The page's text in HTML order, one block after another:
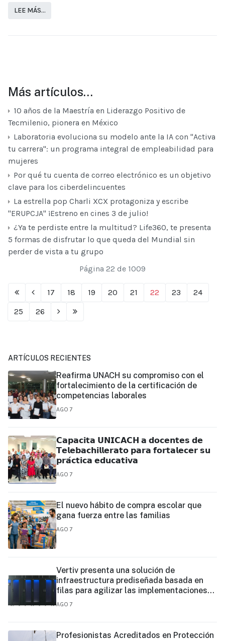
LEE MÁS…
Más artículos…
10 años de la Maestría en Liderazgo Positivo de
Tecmilenio, pionera en México
Laboratoria evoluciona su modelo ante la IA con "Activa
tu carrera": un programa integral de empleabilidad para
mujeres
Por qué tu cuenta de correo electrónico es un objetivo
clave para los ciberdelincuentes
La estrella pop Charli XCX protagoniza y escribe
"ERUPCJA" ¡Estreno en cines 3 de julio!
¿Ya te perdiste entre la multitud? Life360, te presenta
5 formas de disfrutar lo que queda del Mundial sin
perder de vista a tu grupo
Página 22 de 1009
17 18 19 20 21 22 23
24
25
26
ARTÍCULOS RECIENTES
Reafirma UNACH su compromiso con el
fortalecimiento de la certificación de
competencias laborales
AGO 7
𝗖𝗮𝗽𝗮𝗰𝗶𝘁𝗮 𝗨𝗡𝗜𝗖𝗔𝗖𝗛 𝗮 𝗱𝗼𝗰𝗲𝗻𝘁𝗲𝘀 𝗱𝗲
𝗧𝗲𝗹𝗲𝗯𝗮𝗰𝗵𝗶𝗹𝗹𝗲𝗿𝗮𝘁𝗼 𝗽𝗮𝗿𝗮 𝗳𝗼𝗿𝘁𝗮𝗹𝗲𝗰𝗲𝗿 𝘀𝘂
𝗽𝗿𝗮́𝗰𝘁𝗶𝗰𝗮 𝗲𝗱𝘂𝗰𝗮𝘁𝗶𝘃𝗮
AGO 7
El nuevo hábito de compra escolar que
gana fuerza entre las familias
AGO 7
Vertiv presenta una solución de
infraestructura prediseñada basada en
filas para agilizar las implementaciones
de centros de datos en el borde y de IA en
AGO 7
Profesionistas Acreditados en Protección